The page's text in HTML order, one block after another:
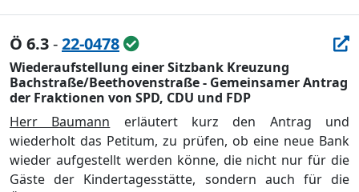
Ö 6.3-22-0478
Wiederaufstellung einer Sitzbank Kreuzung
Bachstraße/Beethovenstraße - Gemeinsamer Antrag
der Fraktionen von SPD, CDU und FDP
Herr Baumann erläutert kurz den Antrag und
wiederholt das Petitum, zu prüfen, ob eine neue Bank
wieder aufgestellt werden könne, die nicht nur für die
Gäste der Kindertagesstätte, sondern auch für die